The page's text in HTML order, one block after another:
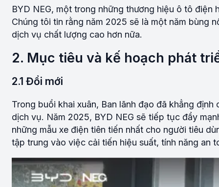
BYD NEG, một trong những thương hiệu ô tô
Chúng tôi tin rằng năm 2025 sẽ là một năm bùng
dịch vụ chất lượng cao hơn nữa.
2. Mục tiêu và kế hoạch phát
2.1 Đổi mới
Trong buổi khai xuân, Ban lãnh đạo đã khẳng
dịch vụ. Năm 2025, BYD NEG sẽ tiếp tục đẩy
những mẫu xe điện tiên tiến nhất cho người tiêu
tập trung vào việc cải tiến hiệu suất, tính năng an